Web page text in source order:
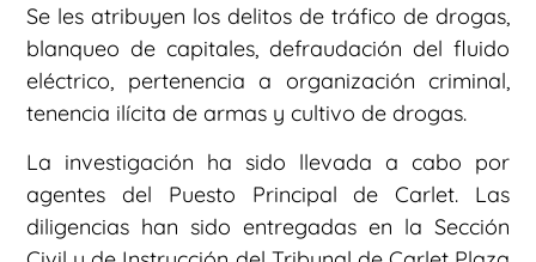
Se les atribuyen los delitos de tráfico de drogas,
blanqueo de capitales, defraudación del fluido
eléctrico, pertenencia a organización criminal,
tenencia ilícita de armas y cultivo de drogas.
La investigación ha sido llevada a cabo por
agentes del Puesto Principal de Carlet. Las
diligencias han sido entregadas en la Sección